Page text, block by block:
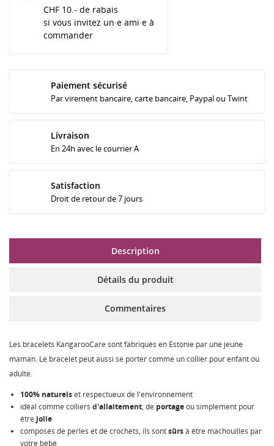
CHF 10.- de rabais
si vous invitez un·e ami·e à
commander
Paiement sécurisé
Par virement bancaire, carte bancaire, Paypal ou Twint
Livraison
En 24h avec le courrier A
Satisfaction
Droit de retour de 7 jours
Description
Détails du produit
Commentaires
Les bracelets KangarooCare sont fabriqués en Estonie par une jeune
maman. Le bracelet peut aussi se porter comme un collier pour enfant ou
adulte.
100% naturelset respectueux de l'environnement
idéal comme colliers d'allaitement, de portageou simplement pour
être jolie
composés de perles et de crochets, ils sontsûrsà être machouillés par
votre bébé